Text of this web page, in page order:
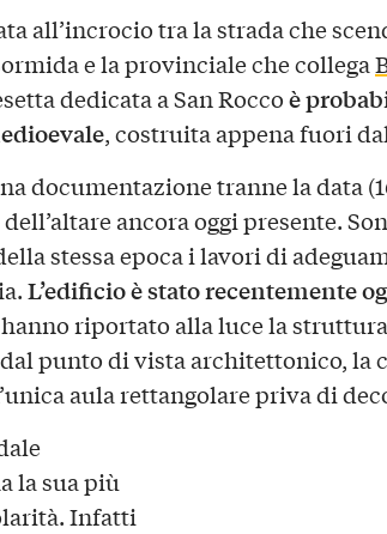
all’incrocio tra la strada che
e la provinciale che collega
dedicata a San Roccoè
, costruita appena fuori
documentazione tranne la data
ancora oggi presente.
stessa epoca i lavori di
L’edificio è stato recentemente
riportato alla luce la
punto di vista architettonico, la
aula rettangolare priva di
la sua più
Infatti